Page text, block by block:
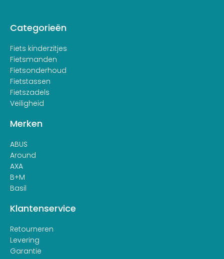
Categorieën
Fiets kinderzitjes
Fietsmanden
Fietsonderhoud
Fietstassen
Fietszadels
Veiligheid
Merken
ABUS
Around
AXA
B+M
Basil
Klantenservice
Retourneren
Levering
Garantie